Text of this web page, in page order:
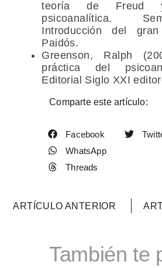
teoría de Freud
psicoanalítica.
Introducción del
Paidós.
Greenson, Ralph
práctica del
Editorial Siglo XXI
Comparte este artículo:
Facebook
WhatsApp
Threads
ARTÍCULO ANTERIOR
También te